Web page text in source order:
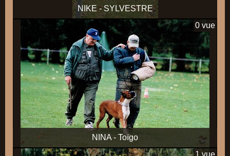
NIKE - SYLVESTRE
NINA - Toïgo
0 vue
1 vue